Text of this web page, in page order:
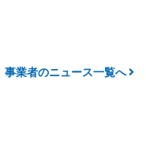
事業者のニュース一覧へ